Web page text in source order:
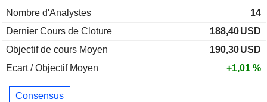
Nombre d'Analystes
14
Dernier Cours de Cloture
188,40USD
Objectif de cours Moyen
190,30USD
Ecart / Objectif Moyen
+1,01 %
Consensus